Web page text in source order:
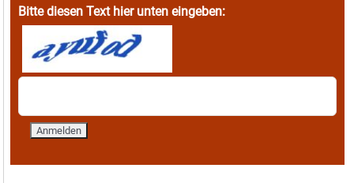
Bitte diesen Text hier unten eingeben: